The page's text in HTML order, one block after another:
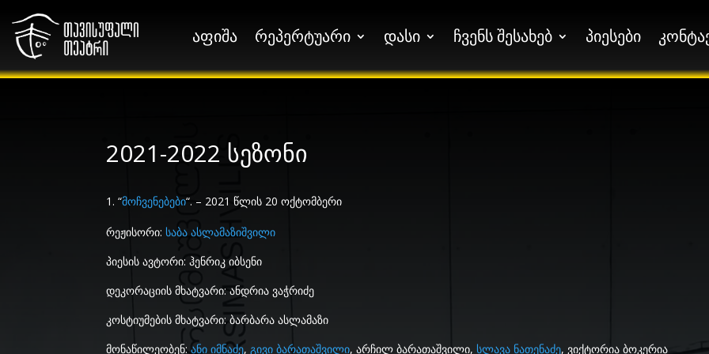
აფიშა რეპერტუარი დასი ჩვენს შესახებ პიესები
აფიშა რეპერტუარი დასი ჩვენს შესახებ პიესები
2021-2022 სეზონი
“მოჩვენებები“. – 2021 წლის 20 ოქტომბერი
რეჟისორი:საბა ასლამაზიშვილი
პიესის ავტორი: ჰენრიკ იბსენი
დეკორაციის მხატვარი: ანდრია ვაჭრიძე
კოსტიუმების მხატვარი: ბარბარა ასლამაზი
მონაწილეობენ:ანი იმნაძე,გივი ბარათაშვილი, არჩილ ბარათაშვილი,სლავა ნათენაძე, ვიქტორია ბოკერია